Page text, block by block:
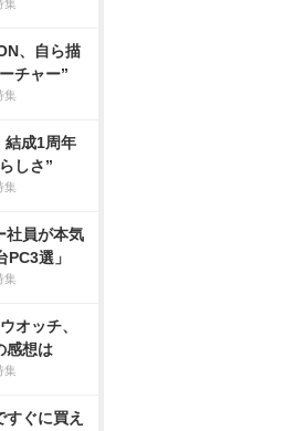
集
、自ら描
チャー”
集
結成1周年
しさ”
集
社員が本気
選」
集
オッチ、
感想は
集
すぐに買え